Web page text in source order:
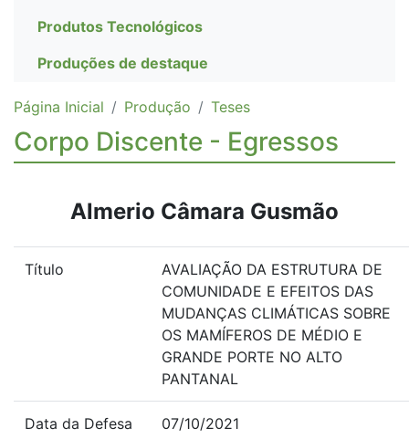
Produtos Tecnológicos
Produções de destaque
Página Inicial Produção Teses
Corpo Discente - Egressos
Almerio Câmara Gusmão
Título
AVALIAÇÃO DA ESTRUTURA DE
COMUNIDADE E EFEITOS DAS
MUDANÇAS CLIMÁTICAS SOBRE
OS MAMÍFEROS DE MÉDIO E
GRANDE PORTE NO ALTO
PANTANAL
Data da Defesa 07/10/2021